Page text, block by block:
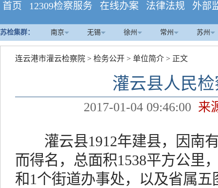
首页 12309检察服务 在线办案 法律法规 外部
苏检集群： 南京 无锡 徐州 常州 苏州
连云港市灌云检察院 > 检务公开 > 单位简介 > 正文
灌云县人民
2017-01-04 09:46:00 来
灌云县1912年建县，因南
而得名，总面积1538平方公里
和1个街道办事处，以及省属